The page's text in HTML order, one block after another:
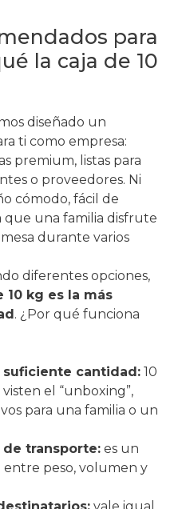
para
la caja de 10
diseñado un
ti como empresa:
premium, listas para
o proveedores. Ni
cómodo, fácil de
que una familia disfrute
durante varios
diferentes opciones,
10 kg es la más
. ¿Por qué funciona
cantidad: 10
el “unboxing”,
para una familia o un
transporte: es un
peso, volumen y